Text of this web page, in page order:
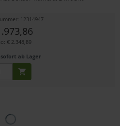
12314947
€ 2.348,89
sofort ab Lager